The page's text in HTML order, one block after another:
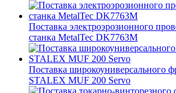
Поставка электроэрозионного
станка MetalTec DK7763M
Поставка широкоуниверсального
STALEX MUF 200 Servo